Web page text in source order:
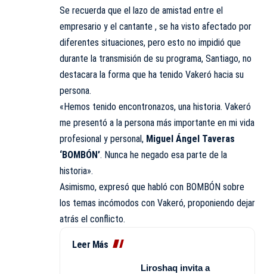
Se recuerda que el lazo de amistad entre el
empresario y el cantante , se ha visto afectado por
diferentes situaciones, pero esto no impidió que
durante la transmisión de su programa, Santiago, no
destacara la forma que ha tenido Vakeró hacia su
persona.
«Hemos tenido encontronazos, una historia. Vakeró
me presentó a la persona más importante en mi vida
profesional y personal, Miguel Ángel Taveras
‘BOMBÓN’. Nunca he negado esa parte de la
historia».
Asimismo, expresó que habló con BOMBÓN sobre
los temas incómodos con Vakeró, proponiendo dejar
atrás el conflicto.
Leer Más
Liroshaq invita a